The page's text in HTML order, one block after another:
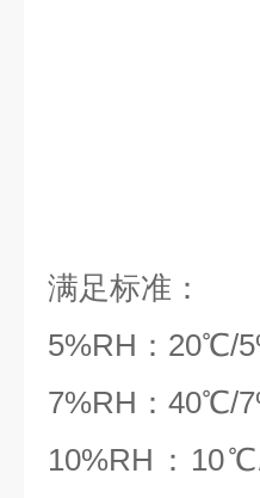
满足标准：
5%RH：20℃/
7%RH：40℃/
10%RH：